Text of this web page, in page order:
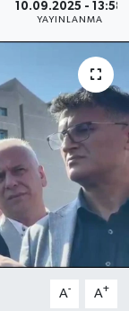
10.09.2025 - 13:58
YAYINLANMA
A- A+